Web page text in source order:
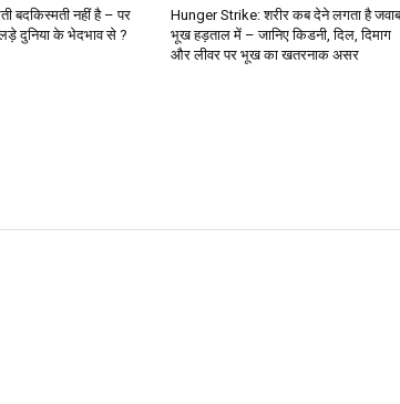
बदकिस्मती नहीं है – पर
दुनिया के भेदभाव से ?
Hunger Strike: शरीर कब देने लगता है
भूख हड़ताल में – जानिए किडनी, दिल, दिमाग
और लीवर पर भूख का खतरनाक असर